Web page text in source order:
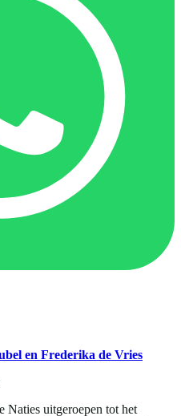
en Frederika de Vries
Naties uitgeroepen tot het